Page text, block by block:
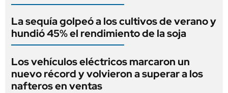
La sequía golpeó a los cultivos de verano y
hundió 45% el rendimiento de la soja
Los vehículos eléctricos marcaron un
nuevo récord y volvieron a superar a los
nafteros en ventas